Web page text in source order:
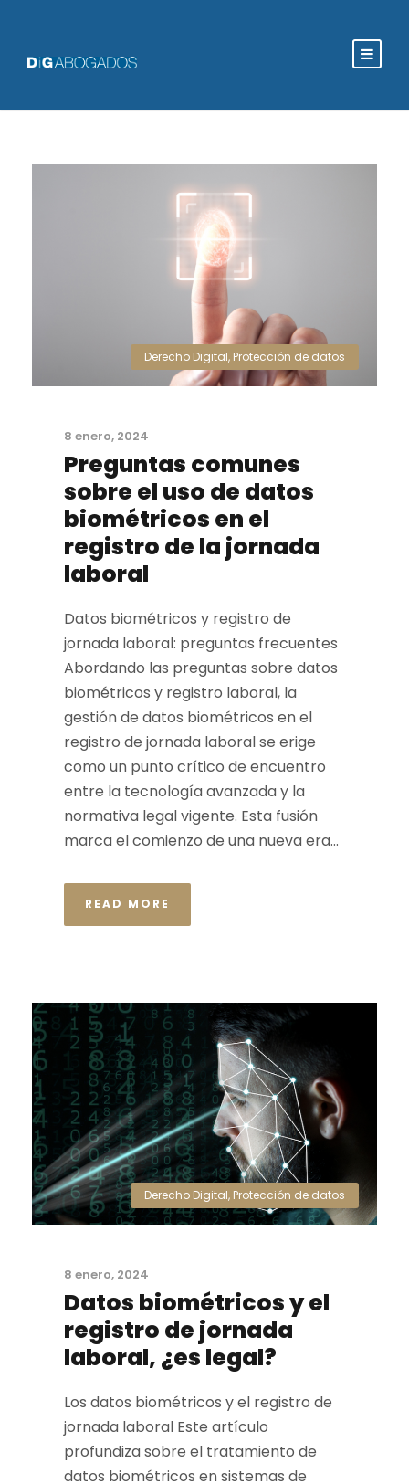
Derecho Digital, Protección de datos
8 enero, 2024
Preguntas comunes
sobre el uso de datos
biométricos en el
registro de la jornada
laboral
Datos biométricos y registro de
jornada laboral: preguntas frecuentes
Abordando las preguntas sobre datos
biométricos y registro laboral, la
gestión de datos biométricos en el
registro de jornada laboral se erige
como un punto crítico de encuentro
entre la tecnología avanzada y la
normativa legal vigente. Esta fusión
marca el comienzo de una nueva era...
READ MORE
Derecho Digital, Protección de datos
8 enero, 2024
Datos biométricos y el
registro de jornada
laboral, ¿es legal?
Los datos biométricos y el registro de
jornada laboral Este artículo
profundiza sobre el tratamiento de
datos biométricos en sistemas de